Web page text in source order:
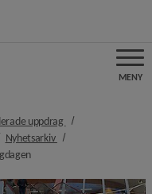
MENY
uppdrag nivå i
i brödsmulenavigeringen
Nyhetsarkiv nivå i
nivå i